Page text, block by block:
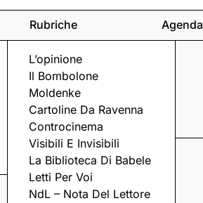
Rubriche
L’opinione
Il Bombolone
Moldenke
Cartoline Da Ravenna
Controcinema
Visibili E Invisibili
La Biblioteca Di Babele
Letti Per Voi
NdL – Nota Del Lettore
Agenda